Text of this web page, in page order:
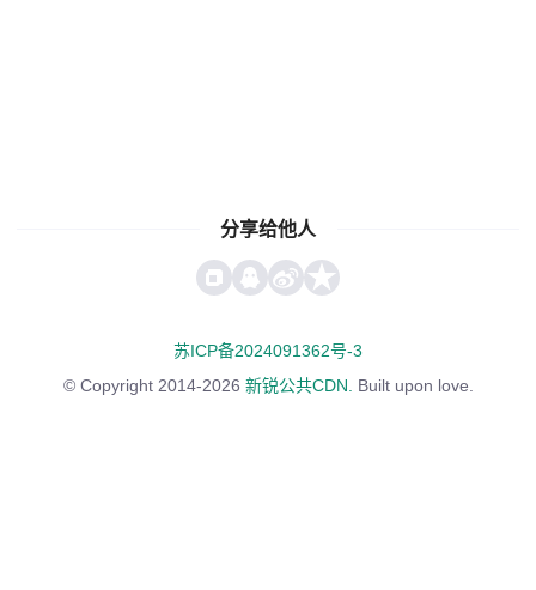
分享给他人
复制链接
苏ICP备2024091362号-3
© Copyright 2014-2026 新锐公共CDN. Built upon love.